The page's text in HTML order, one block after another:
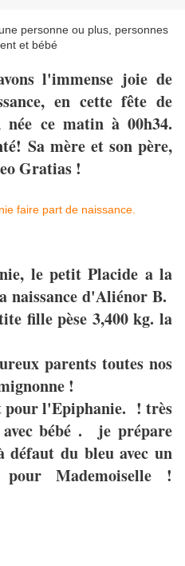
l'immense joie de
en cette fête de
ce matin à 00h34.
Sa mère et son père,
Gratias !
le petit Placide a la
naissance d'Aliénor B.
fille pèse 3,400 kg. la
parents toutes nos
!
pour l'Epiphanie. ! très
avec bébé . je prépare
défaut du bleu avec un
Mademoiselle !